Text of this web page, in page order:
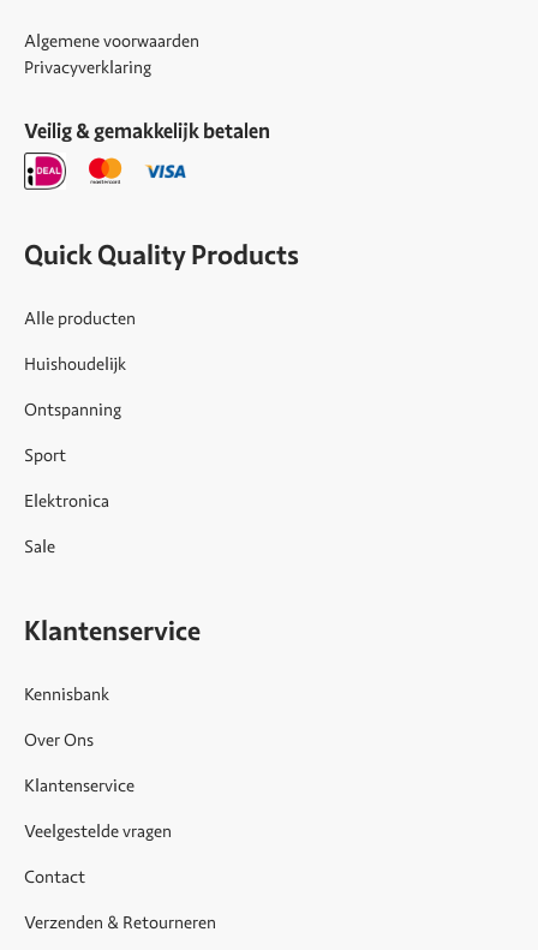
Algemene voorwaarden
Privacyverklaring
Veilig & gemakkelijk betalen
Quick Quality Products
Alle producten
Huishoudelijk
Ontspanning
Sport
Elektronica
Sale
Klantenservice
Kennisbank
Over Ons
Klantenservice
Veelgestelde vragen
Contact
Verzenden & Retourneren